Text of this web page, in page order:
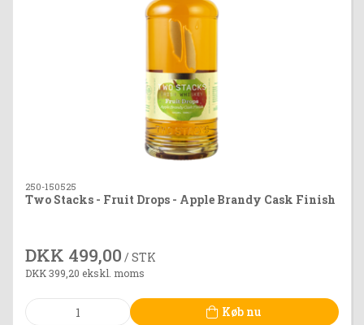
250-150525
Two Stacks - Fruit Drops - Apple Brandy Cask Finish
DKK 499,00 / STK
DKK 399,20 ekskl. moms
Køb nu